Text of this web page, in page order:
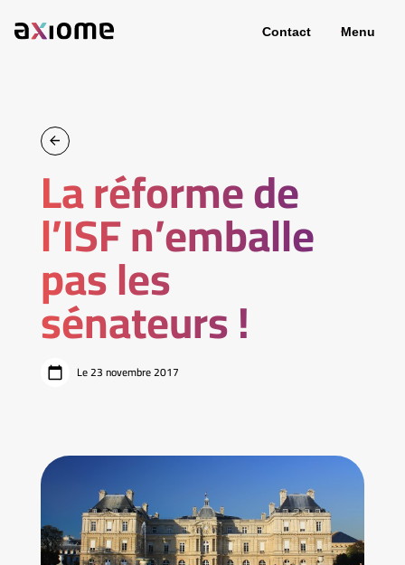
Contact Menu
La réforme de
l’ISF n’emballe
pas les
sénateurs !
Le 23 novembre 2017